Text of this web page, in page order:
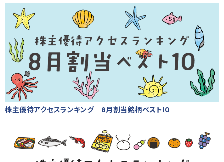
株主優待アクセスランキング 8月割当銘柄ベスト10